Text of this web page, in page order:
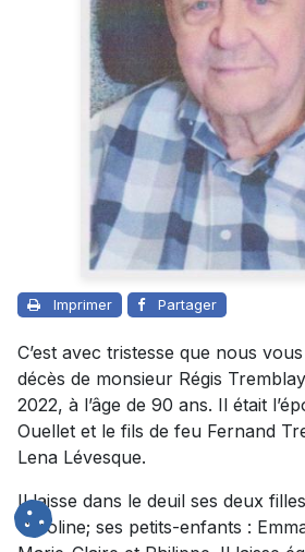
Imprimer Partager
C’est avec tristesse que nous
décès de monsieur Régis
2022, à l’âge de 90 ans. Il était
Ouellet et le fils de feu Fernand
Lena Lévesque.
Il laisse dans le deuil ses deux
Caroline; ses petits-enfants :